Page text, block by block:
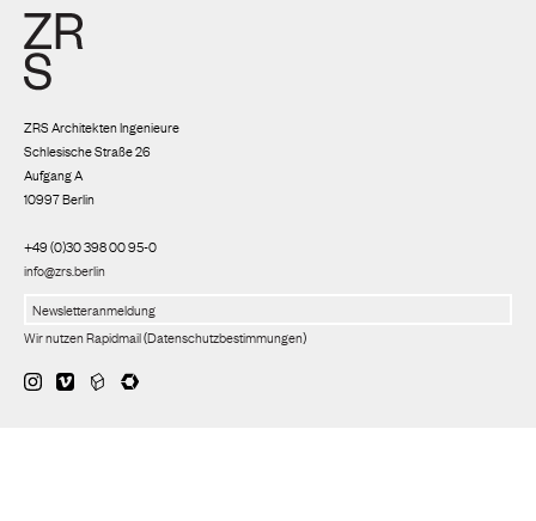
ZRS Architekten Ingenieure
Schlesische Straße 26
Aufgang A
10997 Berlin
+49 (0)30 398 00 95-0
info@zrs.berlin
Wir nutzen Rapidmail(Datenschutzbestimmungen)